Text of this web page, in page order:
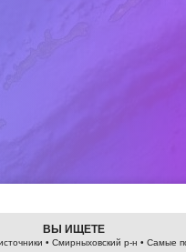
ВЫ ИЩЕТЕ
• Смирныховский р-н • Самые